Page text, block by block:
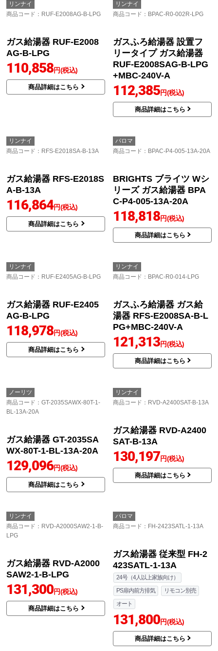
ガス給湯器 RUF-E2405S
102,877円(税込)
商品詳細はこちら
リンナイ
AG-B-LPG
110,858
商品詳細はこちら
リンナイ
商品コード：BPAC-R0-002R-LPG
リータイプ ガス給湯器
RUF-E2008SAG-B-LPG
112,385円(税込)
商品詳細はこちら
リンナイ
ガス給湯器 RFS-E2018S
A-B-13A
商品詳細はこちら
パロマ
商品コード：BPAC-P4-005-13A-20A
BRIGHTS ブライツ Wシ
リーズ ガス給湯器 BPA
118,818円(税込)
リンナイ
ガス給湯器 RUF-E2405
AG-B-LPG
118,978
商品詳細はこちら
リンナイ
商品コード：BPAC-R0-014-LPG
ガスふろ給湯器 ガス給
湯器 RFS-E2008SA-B-L
121,313円(税込)
ノーリツ
商品コード：GT-2035SAWX-80T-1-
ガス給湯器 GT-2035SA
WX-80T-1-BL-13A-20A
商品詳細はこちら
リンナイ
ガス給湯器 RVD-A2400
SAT-B-13A
商品詳細はこちら
リンナイ
商品コード：RVD-A2000SAW2-1-B-
パロマ
商品コード：FH-2423SATL-1-13A
ガス給湯器 従来型 FH-2